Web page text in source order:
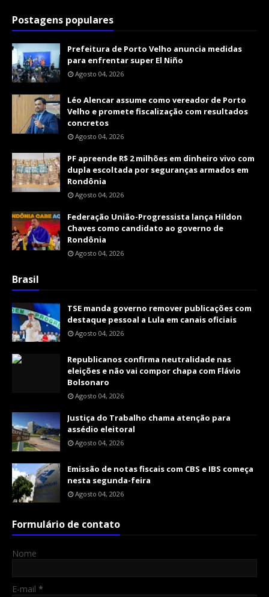
Postagens populares
Prefeitura de Porto Velho anuncia medidas
para enfrentar super El Niño
Agosto 04, 2026
Léo Alencar assume como vereador de Porto
Velho e promete fiscalização com resultados
concretos
Agosto 04, 2026
PF apreende R$ 2 milhões em dinheiro vivo com
dupla escoltada por seguranças armados em
Rondônia
Agosto 04, 2026
Federação União-Progressista lança Hildon
Chaves como candidato ao governo de
Rondônia
Agosto 04, 2026
Brasil
TSE manda governo remover publicações com
destaque pessoal a Lula em canais oficiais
Agosto 04, 2026
Republicanos confirma neutralidade nas
eleições e não vai compor chapa com Flávio
Bolsonaro
Agosto 04, 2026
Justiça do Trabalho chama atenção para
assédio eleitoral
Agosto 04, 2026
Emissão de notas fiscais com CBS e IBS começa
nesta segunda-feira
Agosto 04, 2026
Formulário de contato
Nome
E-mail *